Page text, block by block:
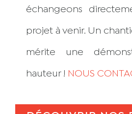
échangeons
projet à venir. Un
mérite une
hauteur ! NOUS